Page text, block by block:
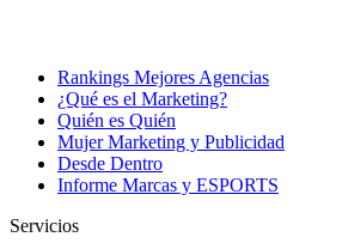
Rankings Mejores Agencias
¿Qué es el Marketing?
Quién es Quién
Mujer Marketing y Publicidad
Desde Dentro
Informe Marcas y ESPORTS
Servicios